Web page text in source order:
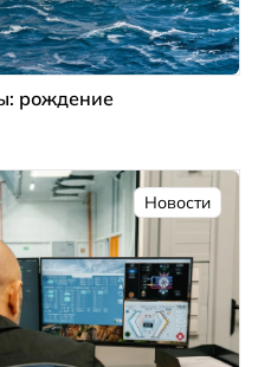
рождение
Новости